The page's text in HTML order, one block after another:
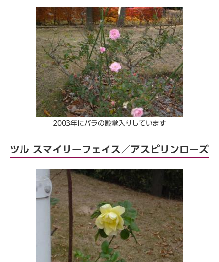
2003年にバラの殿堂入りしています
ツル スマイリーフェイス／アスピリンローズ